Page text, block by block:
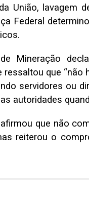
União, lavagem
Federal
Mineração
que
servidores ou
autoridades
que não
reiterou o